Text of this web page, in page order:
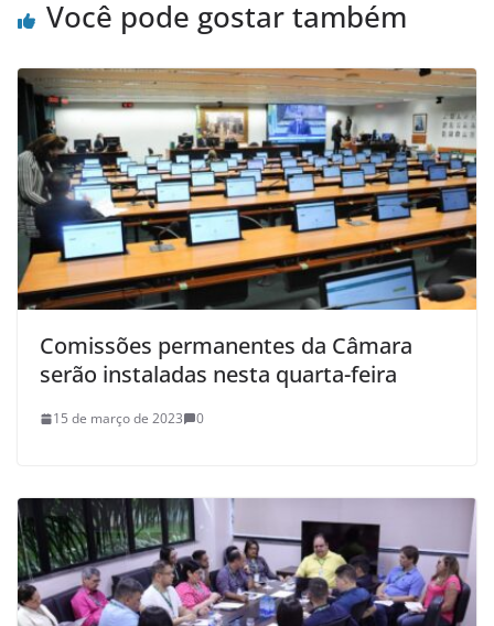
Você pode gostar também
Comissões permanentes da Câmara
serão instaladas nesta quarta-feira
15 de março de 2023 0